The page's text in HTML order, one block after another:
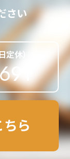
さい
休）
ら